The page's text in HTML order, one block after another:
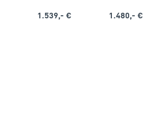
1.539,- € 1.480,- €